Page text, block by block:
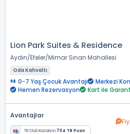
Lion Park Suites & Residence
Aydın Efeler Mimar Sinan Mahallesi
Oda Kahvaltı
0-7 Yaş Çocuk Avantajı Merkezi
Hemen Rezervasyon
Kart ile
Avantajlar
TB Club Kazancın 704 TB Puan